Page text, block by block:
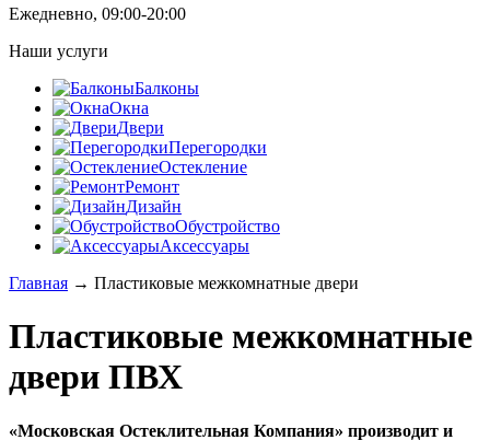
Ежедневно, 09:00-20:00
Наши услуги
Балконы
Окна
Двери
Перегородки
Остекление
Ремонт
Дизайн
Обустройство
Аксессуары
Главная → Пластиковые межкомнатные двери
Пластиковые межкомнатные
двери ПВХ
«Московская Остеклительная Компания» производит и